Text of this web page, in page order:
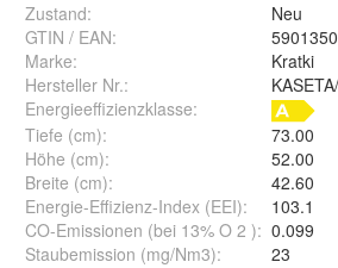
Zustand:
Neu
GTIN / EAN:
Marke:
Kratki
Hersteller Nr.:
Energieeffizienzklasse:
Tiefe (cm):
73.00
Höhe (cm):
52.00
Breite (cm):
42.60
Energie-Effizienz-Index (EEI):
103.1
CO-Emissionen (bei 13% O 2 ): 0.099
Staubemission (mg/Nm3): 23